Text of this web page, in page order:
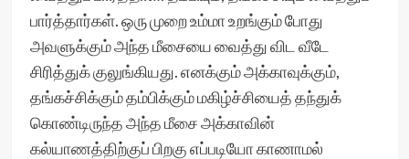
பார்த்தார்கள். ஒரு முறை உம்மா உறங்கும் போது
அவளுக்கும் அந்த மீசையை வைத்து விட வீடே
சிரித்துக் குலுங்கியது. எனக்கும் அக்காவுக்கும்,
தங்கச்சிக்கும் தம்பிக்கும் மகிழ்ச்சியைத் தந்துக்
கொண்டிருந்த அந்த மீசை அக்காவின்
கல்யாணத்திற்குப் பிறகு எப்படியோ காணாமல்